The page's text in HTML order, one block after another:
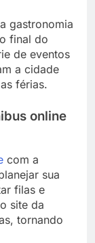
gastronomia
final do
de eventos
a cidade
férias.
online
com a
sua
filas e
site da
tornando